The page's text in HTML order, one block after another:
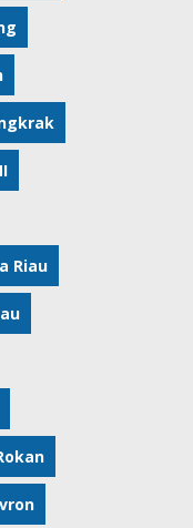
Riau